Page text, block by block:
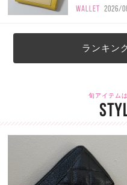
WALLET 2026/
ランキン
旬アイテム